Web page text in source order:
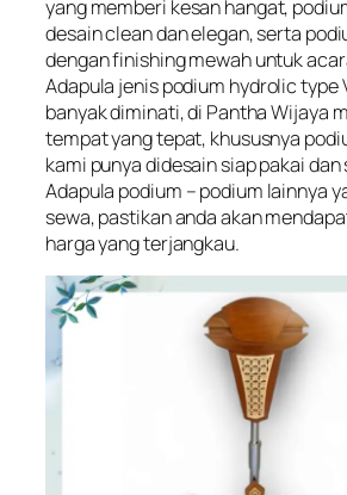
yang memberi kesan hangat,
desain clean dan elegan, serta
dengan finishing mewah untuk
Adapula jenis podium hydrolic type
banyak diminati, di Pantha Wijaya
tempat yang tepat, khususnya
kami punya didesain siap pakai
Adapula podium – podium lainnya
sewa, pastikan anda akan
harga yang terjangkau.